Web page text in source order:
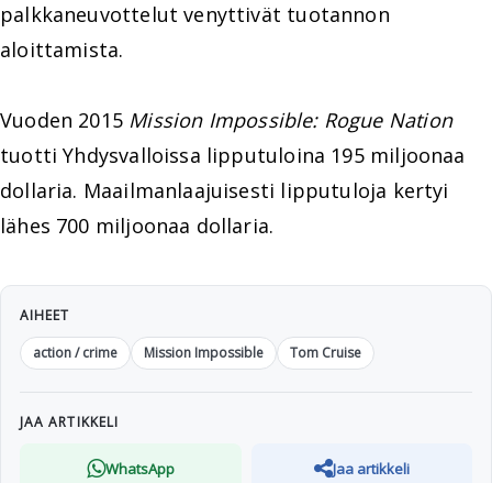
palkkaneuvottelut venyttivät tuotannon
aloittamista.
Vuoden 2015 Mission Impossible: Rogue Nation
tuotti Yhdysvalloissa lipputuloina 195 miljoonaa
dollaria. Maailmanlaajuisesti lipputuloja kertyi
lähes 700 miljoonaa dollaria.
AIHEET
action / crime
Mission Impossible Tom Cruise
JAA ARTIKKELI
WhatsApp Jaa artikkeli